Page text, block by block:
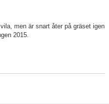
men är snart åter på gräset igen
2015.